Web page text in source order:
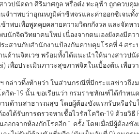
าวปนัดดา ศิริมาศกูล หรือต๋ง ทะลุฟ้า ถูกควบ
นจำฯพบว่าอุณหภูมิค่าชีพจรและค่าออกซิเจน
ข้าพบเพื่อพูดคุยคลายความวิตกกังวล และจัดห
นักจิตวิทยาคนใหม่ เนื่องจากตนเองยังคงมีค
ระสานกับสำนักงานป้องกันควบคุมโรคที่ 4 สร
นด้านจิตเวช พร้อมทั้งได้แนะนำให้นางสาวป
เพื่อประเมินภาวะสุขภาพจิตในเบื้องต้น เพื่อ
กล่าวทิ้งท้ายว่า ในส่วนกรณีที่มีกระแสข่าวถึ
ควิด-19 นั้น ขอเรียนว่า กรมราชทัณฑ์ได้กำห
านด้านสาธารณสุข โดยผู้ต้องขังแรกรับหรือรั
งได้รับการตรวจหาเชื้อไวรัสโควิด-19 ด้วยวิธี
ออกจากห้องกักโรคอีก 1 ครั้ง โดยเมื่อมีผู้ต้อง